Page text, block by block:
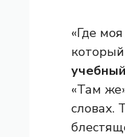
«Где
«Там
словах.